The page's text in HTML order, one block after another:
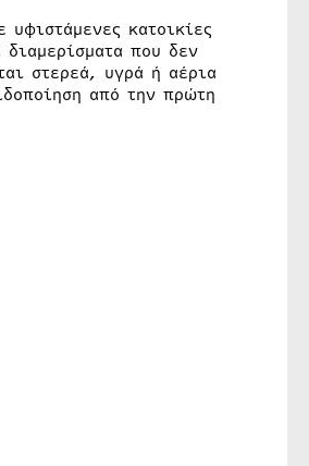
κατοικίες
που δεν
στερεά, υγρά ή αέρια
από την πρώτη